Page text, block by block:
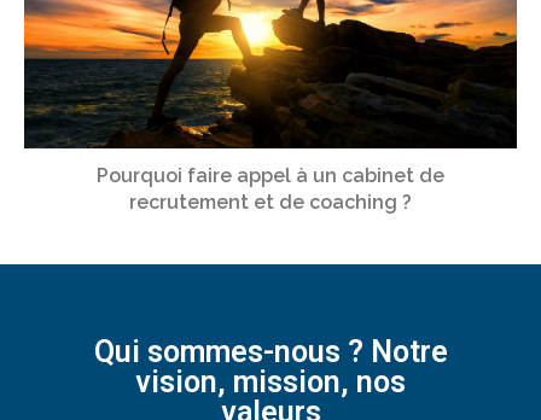
Pourquoi faire appel à un cabinet de
recrutement et de coaching ?
Qui sommes-nous ? Notre
vision, mission, nos
valeurs